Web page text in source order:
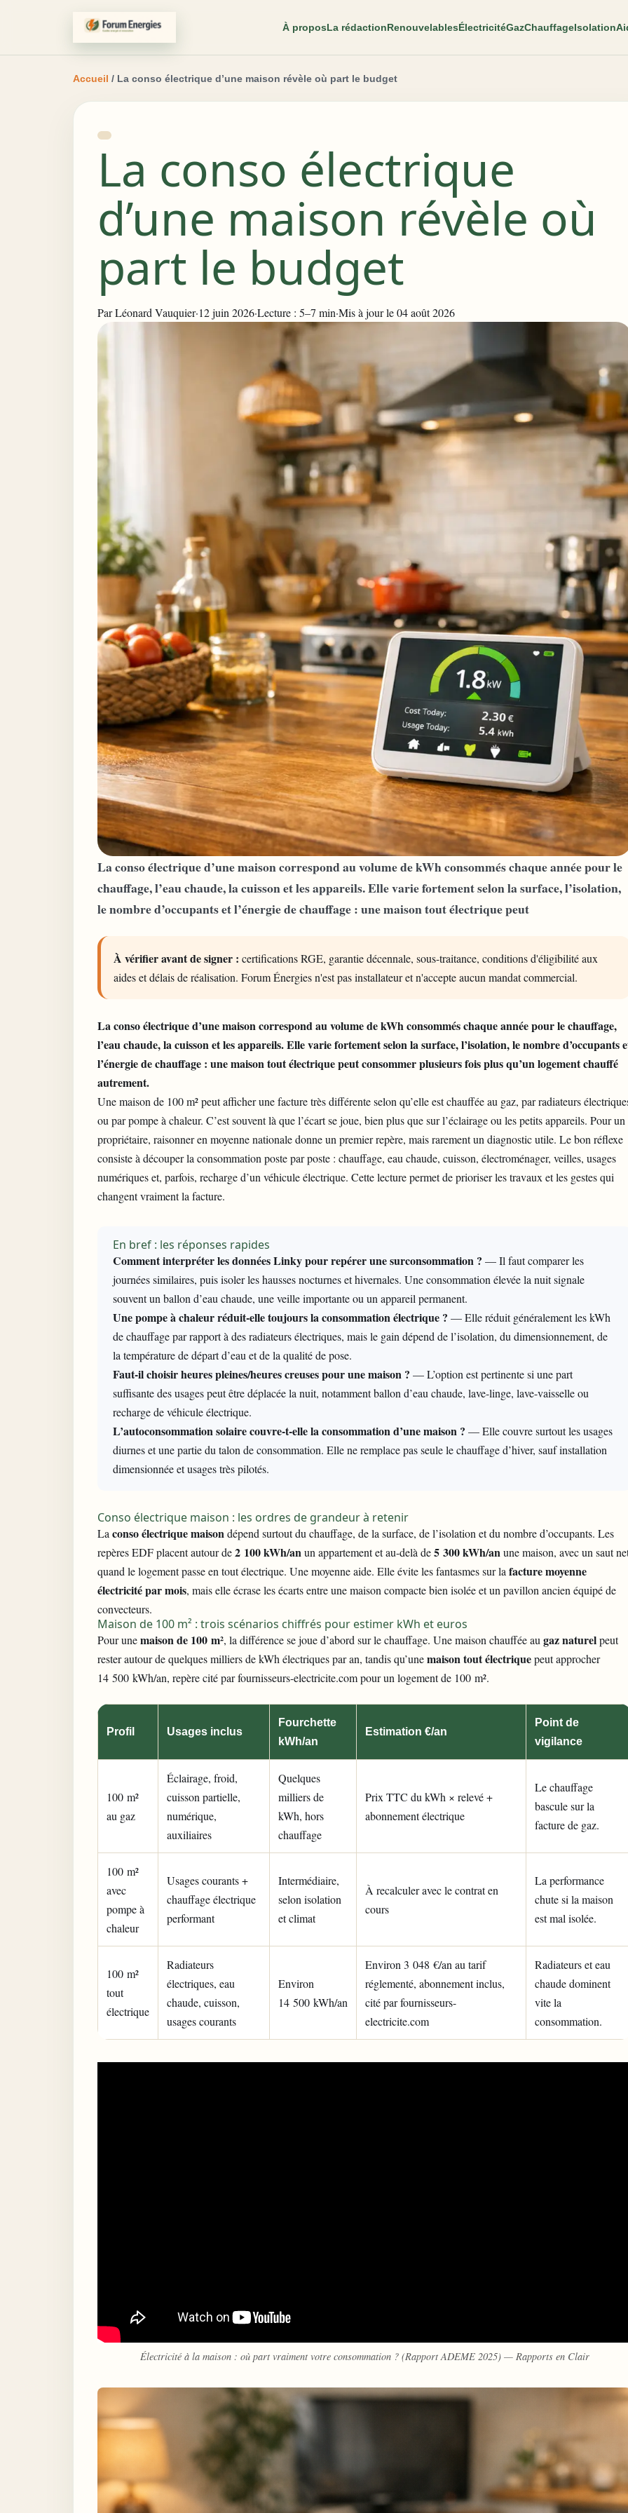
À proposLa rédactionRenouvelablesÉlectricitéGazChauffageIsolation
Accueil / La conso électrique d’une maison révèle où part le budget
La conso électrique
d’une maison révèle où
part le budget
ParLéonard Vauquier·12 juin 2026·Lecture : 5–7 min·Mis à jour le 04 août 2026
La conso électrique d’une maison correspond au volume de kWh consommés chaque année pour le
chauffage, l’eau chaude, la cuisson et les appareils. Elle varie fortement selon la surface, l’isolation,
le nombre d’occupants et l’énergie de chauffage : une maison tout électrique peut
À vérifier avant de signer : certifications RGE, garantie décennale, sous-traitance, conditions d'éligibilité aux
aides et délais de réalisation. Forum Énergies n'est pas installateur et n'accepte aucun mandat commercial.
La conso électrique d’une maison correspond au volume de kWh consommés chaque année pour le chauffage,
l’eau chaude, la cuisson et les appareils. Elle varie fortement selon la surface, l’isolation, le nombre d’occupants
l’énergie de chauffage : une maison tout électrique peut consommer plusieurs fois plus qu’un logement chauffé
autrement.
Une maison de 100 m² peut afficher une facture très différente selon qu’elle est chauffée au gaz, par radiateurs
ou par pompe à chaleur. C’est souvent là que l’écart se joue, bien plus que sur l’éclairage ou les petits appareils. Pour un
propriétaire, raisonner en moyenne nationale donne un premier repère, mais rarement un diagnostic utile. Le bon réflexe
consiste à découper la consommation poste par poste : chauffage, eau chaude, cuisson, électroménager, veilles, usages
numériques et, parfois, recharge d’un véhicule électrique. Cette lecture permet de prioriser les travaux et les gestes qui
changent vraiment la facture.
En bref : les réponses rapides
Comment interpréter les données Linky pour repérer une surconsommation ? — Il faut comparer les
journées similaires, puis isoler les hausses nocturnes et hivernales. Une consommation élevée la nuit signale
souvent un ballon d’eau chaude, une veille importante ou un appareil permanent.
Une pompe à chaleur réduit-elle toujours la consommation électrique ? — Elle réduit généralement les kWh
de chauffage par rapport à des radiateurs électriques, mais le gain dépend de l’isolation, du dimensionnement, de
la température de départ d’eau et de la qualité de pose.
Faut-il choisir heures pleines/heures creuses pour une maison ? — L’option est pertinente si une part
suffisante des usages peut être déplacée la nuit, notamment ballon d’eau chaude, lave-linge, lave-vaisselle ou
recharge de véhicule électrique.
L’autoconsommation solaire couvre-t-elle la consommation d’une maison ? — Elle couvre surtout les usages
diurnes et une partie du talon de consommation. Elle ne remplace pas seule le chauffage d’hiver, sauf installation
dimensionnée et usages très pilotés.
Conso électrique maison : les ordres de grandeur à retenir
La conso électrique maisondépend surtout du chauffage, de la surface, de l’isolation et du nombre d’occupants. Les
repères EDF placent autour de2 100 kWh/anun appartement et au-delà de5 300 kWh/anune maison, avec un saut
quand le logement passe en tout électrique. Une moyenne aide. Elle évite les fantasmes sur la facture moyenne
électricité par mois, mais elle écrase les écarts entre une maison compacte bien isolée et un pavillon ancien équipé de
convecteurs.
Maison de 100 m² : trois scénarios chiffrés pour estimer kWh et euros
Pour unemaison de 100 m², la différence se joue d’abord sur le chauffage. Une maison chauffée au gaz naturelpeut
rester autour de quelques milliers de kWh électriques par an, tandis qu’unemaison tout électriquepeut approcher
14 500 kWh/an, repère cité par fournisseurs-electricite.com pour un logement de 100 m².
Profil Usages inclus
Fourchette
kWh/an
Estimation €/an
Point de
vigilance
100 m²
au gaz
Éclairage, froid,
cuisson partielle,
numérique,
auxiliaires
Quelques
milliers de
kWh, hors
chauffage
Prix TTC du kWh × relevé +
abonnement électrique
Le chauffage
bascule sur la
facture de gaz.
100 m²
avec
pompe à
chaleur
Usages courants +
chauffage électrique
performant
Intermédiaire,
selon isolation
et climat
À recalculer avec le contrat en
cours
La performance
chute si la maison
est mal isolée.
100 m²
tout
électrique
Radiateurs
électriques, eau
chaude, cuisson,
usages courants
Environ
14 500 kWh/an
Environ 3 048 €/an au tarif
réglementé, abonnement inclus,
cité par fournisseurs-
electricite.com
Radiateurs et eau
chaude dominent
vite la
consommation.
Électricité à la maison : où part vraiment votre consommation ? (Rapport ADEME 2025) — Rapports en Clair